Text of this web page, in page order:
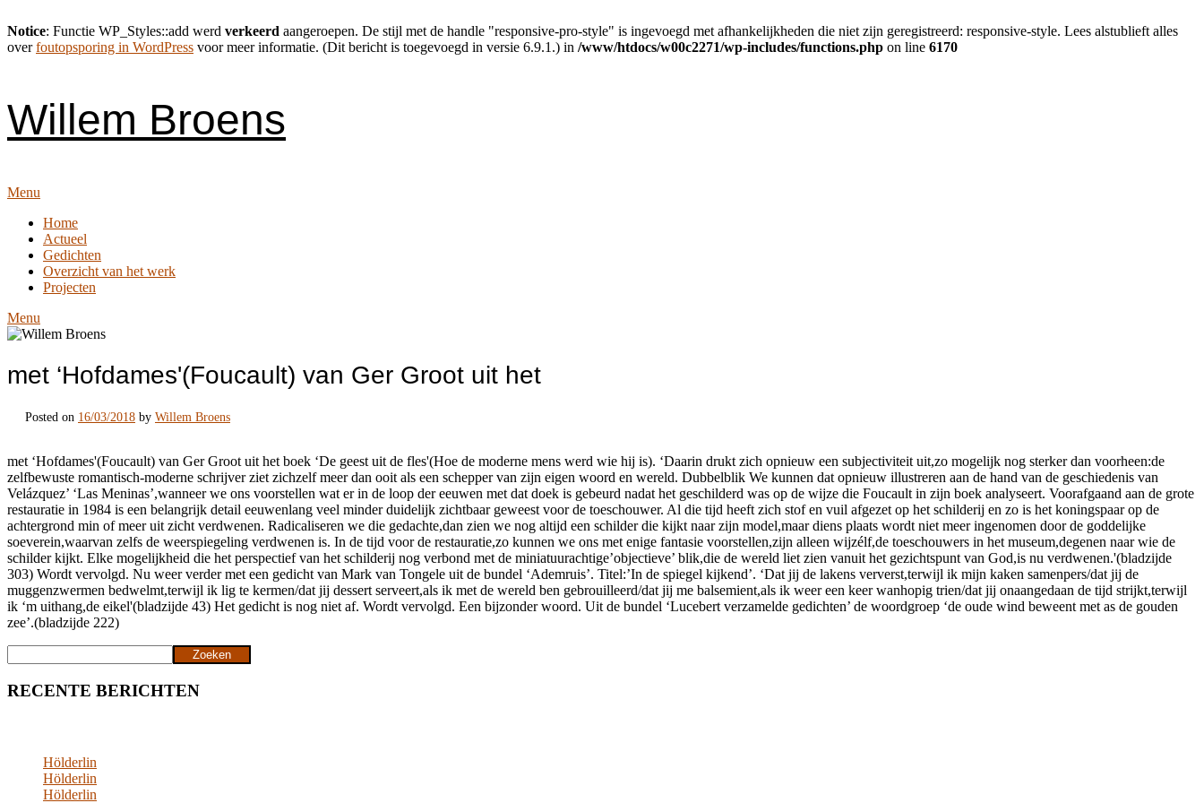
Notice: Functie WP_Styles::add werd verkeerd aangeroepen. De stijl met de handle "responsive-pro-style" is ingevoegd met afhankelijkheden die niet zijn geregistreerd: responsive-style. Lees alstublieft alles
overfoutopsporing in WordPress voor meer informatie. (Dit bericht is toegevoegd in versie 6.9.1.) in /www/htdocs/w00c2271/wp-includes/functions.php on line 6170
Willem Broens
Menu
Home
Actueel
Gedichten
Overzicht van het werk
Projecten
Menu
met ‘Hofdames'(Foucault) van Ger Groot uit het
Posted on 16/03/2018 by Willem Broens
met ‘Hofdames'(Foucault) van Ger Groot uit het boek ‘De geest uit de fles'(Hoe de moderne mens werd wie hij is). ‘Daarin drukt zich opnieuw een subjectiviteit uit,zo mogelijk nog sterker dan voorheen:de
zelfbewuste romantisch-moderne schrijver ziet zichzelf meer dan ooit als een schepper van zijn eigen woord en wereld. Dubbelblik We kunnen dat opnieuw illustreren aan de hand van de geschiedenis van
Velázquez’ ‘Las Meninas’,wanneer we ons voorstellen wat er in de loop der eeuwen met dat doek is gebeurd nadat het geschilderd was op de wijze die Foucault in zijn boek analyseert. Voorafgaand aan de grote
restauratie in 1984 is een belangrijk detail eeuwenlang veel minder duidelijk zichtbaar geweest voor de toeschouwer. Al die tijd heeft zich stof en vuil afgezet op het schilderij en zo is het koningspaar op de
achtergrond min of meer uit zicht verdwenen. Radicaliseren we die gedachte,dan zien we nog altijd een schilder die kijkt naar zijn model,maar diens plaats wordt niet meer ingenomen door de goddelijke
soeverein,waarvan zelfs de weerspiegeling verdwenen is. In de tijd voor de restauratie,zo kunnen we ons met enige fantasie voorstellen,zijn alleen wijzélf,de toeschouwers in het museum,degenen naar wie de
schilder kijkt. Elke mogelijkheid die het perspectief van het schilderij nog verbond met de miniatuurachtige’objectieve’ blik,die de wereld liet zien vanuit het gezichtspunt van God,is nu verdwenen.'(bladzijde
303) Wordt vervolgd. Nu weer verder met een gedicht van Mark van Tongele uit de bundel ‘Ademruis’. Titel:’In de spiegel kijkend’. ‘Dat jij de lakens ververst,terwijl ik mijn kaken samenpers/dat jij de
muggenzwermen bedwelmt,terwijl ik lig te kermen/dat jij dessert serveert,als ik met de wereld ben gebrouilleerd/dat jij me balsemient,als ik weer een keer wanhopig trien/dat jij onaangedaan de tijd strijkt,terwijl
ik ‘m uithang,de eikel'(bladzijde 43) Het gedicht is nog niet af. Wordt vervolgd. Een bijzonder woord. Uit de bundel ‘Lucebert verzamelde gedichten’ de woordgroep ‘de oude wind beweent met as de gouden
zee’.(bladzijde 222)
Zoeken
RECENTE BERICHTEN
Hölderlin
Hölderlin
Hölderlin